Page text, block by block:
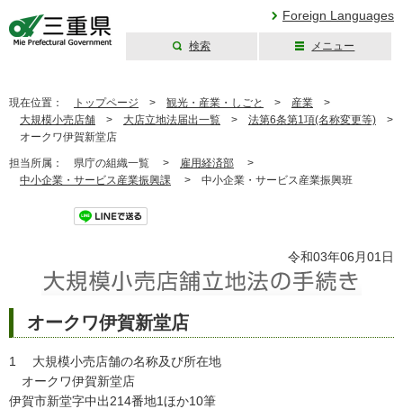
Foreign Languages
検索 メニュー
現在位置： トップページ > 観光・産業・しごと > 産業 >
大規模小売店舗 > 大店立地法届出一覧 > 法第6条第1項(名称変更等) >
オークワ伊賀新堂店
担当所属： 県庁の組織一覧 > 雇用経済部 >
中小企業・サービス産業振興課 > 中小企業・サービス産業振興班
令和03年06月01日
オークワ伊賀新堂店
1 大規模小売店舗の名称及び所在地
オークワ伊賀新堂店
伊賀市新堂字中出214番地1ほか10筆